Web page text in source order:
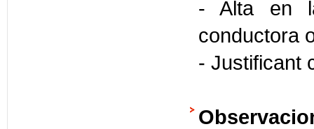
- Alta en
conductora
- Justificant